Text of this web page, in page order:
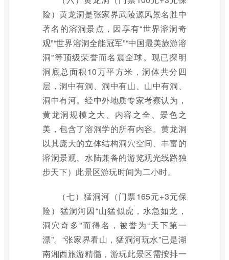
险）黄龙洞是张家界武陵源风景名胜中
著名的溶洞景点，因享有“世界溶洞奇
观”“世界溶洞全能冠军”“中国最美旅游溶
洞”等顶级荣誉而名震全球。现已探明
洞底总面积10万平方米，洞体共分四
层，洞中有洞、洞中有山、山中有洞、
洞中有河。经中外地质专家考察认为，
黄龙洞规模之大、内容之全、景色之
美，包含了溶洞学的所有内容。黄龙洞
以其庞大的立体结构洞穴空间、丰富的
溶洞景观、水陆兼备的游览观光线路独
步天下）此景区游玩时间为二小时。
（七）猛洞河（门票165元+3元保
险）猛洞河因“山猛似虎，水急如龙，
洞穴奇多”而得名，被誉为“天下第一
漂”。“张家界看山，猛洞河玩水”已是湖
南湘西旅游精髓，游玩此景区需按排一